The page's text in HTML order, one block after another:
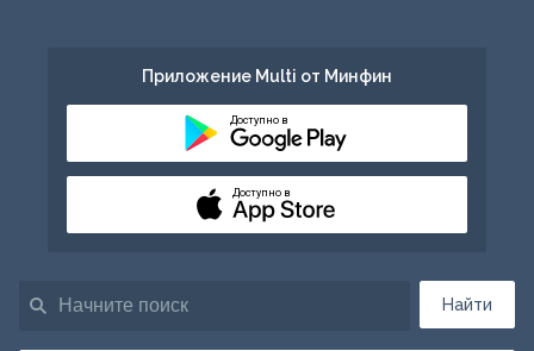
Найти
Приложение Multi от Минфин
Доступно в
Доступно в